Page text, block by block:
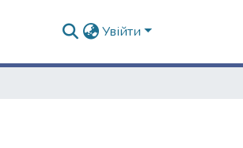
Увійти